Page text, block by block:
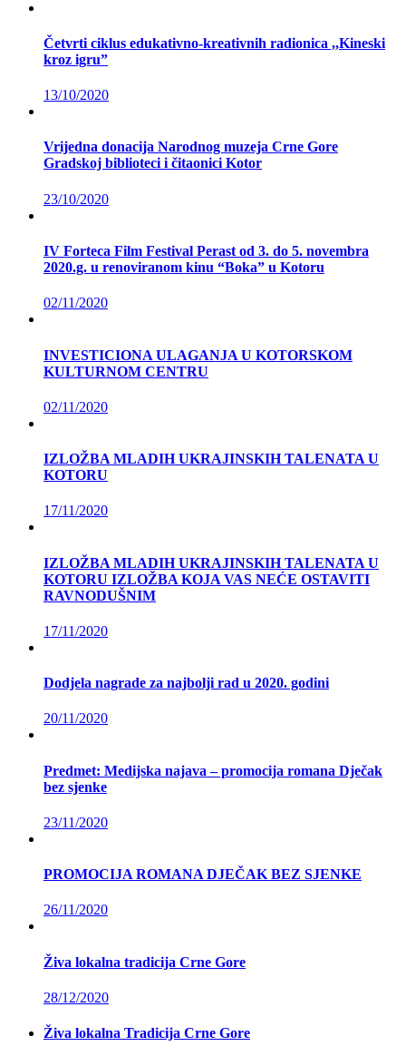
Četvrti ciklus edukativno-kreativnih radionica ,,Kineski
kroz igru”
13/10/2020
Vrijedna donacija Narodnog muzeja Crne Gore
Gradskoj biblioteci i čitaonici Kotor
23/10/2020
IV Forteca Film Festival Perast od 3. do 5. novembra
2020.g. u renoviranom kinu “Boka” u Kotoru
02/11/2020
INVESTICIONA ULAGANJA U KOTORSKOM
KULTURNOM CENTRU
02/11/2020
IZLOŽBA MLADIH UKRAJINSKIH TALENATA U
KOTORU
17/11/2020
IZLOŽBA MLADIH UKRAJINSKIH TALENATA U
KOTORU IZLOŽBA KOJA VAS NEĆE OSTAVITI
RAVNODUŠNIM
17/11/2020
Dodjela nagrade za najbolji rad u 2020. godini
20/11/2020
Predmet: Medijska najava – promocija romana Dječak
bez sjenke
23/11/2020
PROMOCIJA ROMANA DJEČAK BEZ SJENKE
26/11/2020
Živa lokalna tradicija Crne Gore
28/12/2020
Živa lokalna Tradicija Crne Gore